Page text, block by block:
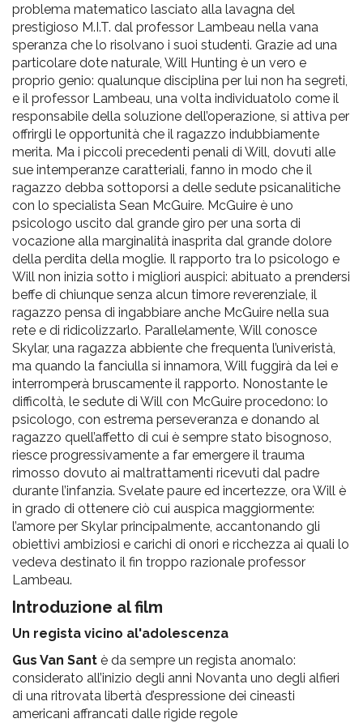
problema matematico lasciato alla lavagna del
prestigioso M.I.T. dal professor Lambeau nella vana
speranza che lo risolvano i suoi studenti. Grazie ad una
particolare dote naturale, Will Hunting è un vero e
proprio genio: qualunque disciplina per lui non ha segreti,
e il professor Lambeau, una volta individuatolo come il
responsabile della soluzione dell’operazione, si attiva per
offrirgli le opportunità che il ragazzo indubbiamente
merita. Ma i piccoli precedenti penali di Will, dovuti alle
sue intemperanze caratteriali, fanno in modo che il
ragazzo debba sottoporsi a delle sedute psicanalitiche
con lo specialista Sean McGuire. McGuire è uno
psicologo uscito dal grande giro per una sorta di
vocazione alla marginalità inasprita dal grande dolore
della perdita della moglie. Il rapporto tra lo psicologo e
Will non inizia sotto i migliori auspici: abituato a prendersi
beffe di chiunque senza alcun timore reverenziale, il
ragazzo pensa di ingabbiare anche McGuire nella sua
rete e di ridicolizzarlo. Parallelamente, Will conosce
Skylar, una ragazza abbiente che frequenta l’univeristà,
ma quando la fanciulla si innamora, Will fuggirà da lei e
interromperà bruscamente il rapporto. Nonostante le
difficoltà, le sedute di Will con McGuire procedono: lo
psicologo, con estrema perseveranza e donando al
ragazzo quell’affetto di cui è sempre stato bisognoso,
riesce progressivamente a far emergere il trauma
rimosso dovuto ai maltrattamenti ricevuti dal padre
durante l’infanzia. Svelate paure ed incertezze, ora Will è
in grado di ottenere ciò cui auspica maggiormente:
l’amore per Skylar principalmente, accantonando gli
obiettivi ambiziosi e carichi di onori e ricchezza ai quali lo
vedeva destinato il fin troppo razionale professor
Lambeau.
Introduzione al film
Un regista vicino al'adolescenza
Gus Van Sant è da sempre un regista anomalo:
considerato all’inizio degli anni Novanta uno degli alfieri
di una ritrovata libertà d’espressione dei cineasti
americani affrancati dalle rigide regole